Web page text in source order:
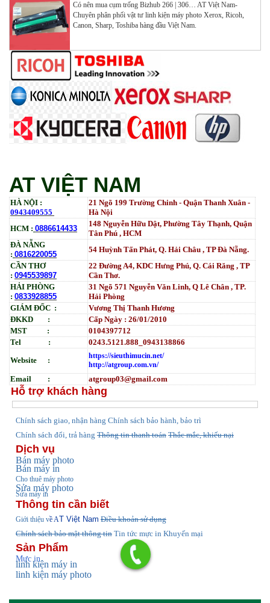
Mực ống Ricoh MP 3554 _MP 2554 | 2555 | 3054 |
5000 | IM 6000_ MP3554_700G_BIASDO
Tham Khảo
Mực in HP LaserJet Enterprise M610dn | M611dn |
M611x | M612dn | M612x | MFP M634 | MFP M635 |
MFP M636_W1470A (10.5K)_ Có chip_HALLOYA
Tham Khảo
Có nên mua cụm trống Bizhub 266 | 306… AT Việt Nam-
Chuyên phân phối vật tư linh kiện máy photo Xerox, Ricoh,
Canon, Sharp, Toshiba hàng đầu Việt Nam.
AT VIỆT NAM
HÀ NỘI :
0943409555
21 Ngõ 199 Trường Chinh - Quận Thanh Xuân -
Hà Nội
HCM : 0886614433
148 Nguyễn Hữu Dật, Phường Tây Thạnh, Quận
Tân Phú , HCM
ĐÀ NẴNG
: 0816220055
54 Huỳnh Tấn Phát, Q. Hải Châu , TP Đà Nẵng.
CẦN THƠ
: 0945539897
22 Đường A4, KDC Hưng Phú, Q. Cái Răng , TP
Cần Thơ.
HẢI PHÒNG
: 0833928855
31 Ngõ 571 Nguyễn Văn Linh, Q Lê Chân , TP.
Hải Phòng
GIÁM ĐỐC :
Vương Thị Thanh Hương
ĐKKD :
Cấp Ngày : 26/01/2010
MST :
0104397712
Tel :
0243.5121.888_0943138866
Website :
https://sieuthimucin.net/
http://atgroup.com.vn/
Email : atgroup03@gmail.com
Hỗ trợ khách hàng
Chính sách giao, nhận hàng Chính sách bảo hành, bảo trì
Chính sách đổi, trả hàng Thông tin thanh toán Thắc mắc, khiếu nại
Dịch vụ
Bán máy photo
Bán máy in
Cho thuê máy photo
Sửa máy photo
Sửa máy in
Thông tin cần biết
Giới thiệu về AT Việt Nam Điều khoản sử dụng
Chính sách bảo mật thông tin Tin tức mực in Khuyến mại
Sản Phẩm
Mực in
linh kiện máy in
linh kiện máy photo